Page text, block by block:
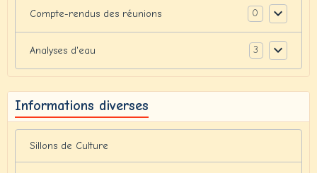
Compte-rendus des réunions 0
Analyses d'eau 3
Informations diverses
Sillons de Culture